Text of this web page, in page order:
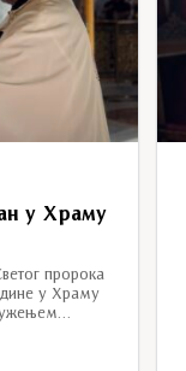
у Храму
пророка
у Храму